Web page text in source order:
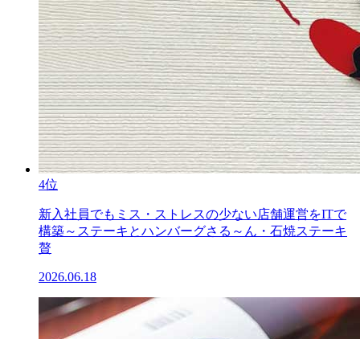
4位
新入社員でもミス・ストレスの少ない店舗運営をITで
構築～ステーキとハンバーグさる～ん・石焼ステーキ
贅
2026.06.18